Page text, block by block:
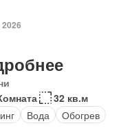
32 кв.м
Вода Обогрев